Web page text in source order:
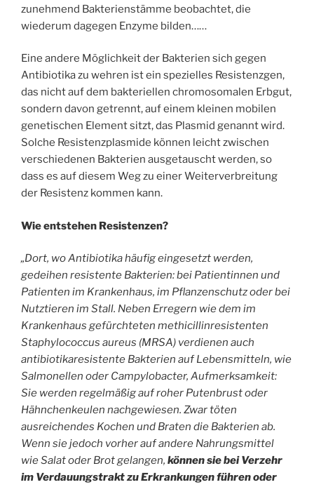
zunehmend Bakterienstämme beobachtet, die
wiederum dagegen Enzyme bilden……
Eine andere Möglichkeit der Bakterien sich gegen
Antibiotika zu wehren ist ein spezielles Resistenzgen,
das nicht auf dem bakteriellen chromosomalen Erbgut,
sondern davon getrennt, auf einem kleinen mobilen
genetischen Element sitzt, das Plasmid genannt wird.
Solche Resistenzplasmide können leicht zwischen
verschiedenen Bakterien ausgetauscht werden, so
dass es auf diesem Weg zu einer Weiterverbreitung
der Resistenz kommen kann.
Wie entstehen Resistenzen?
„Dort, wo Antibiotika häufig eingesetzt werden,
gedeihen resistente Bakterien: bei Patientinnen und
Patienten im Krankenhaus, im Pflanzenschutz oder bei
Nutztieren im Stall. Neben Erregern wie dem im
Krankenhaus gefürchteten methicillinresistenten
Staphylococcus aureus (MRSA) verdienen auch
antibiotikaresistente Bakterien auf Lebensmitteln, wie
Salmonellen oder Campylobacter, Aufmerksamkeit:
Sie werden regelmäßig auf roher Putenbrust oder
Hähnchenkeulen nachgewiesen. Zwar töten
ausreichendes Kochen und Braten die Bakterien ab.
Wenn sie jedoch vorher auf andere Nahrungsmittel
wie Salat oder Brot gelangen, können sie bei Verzehr
im Verdauungstrakt zu Erkrankungen führen oder